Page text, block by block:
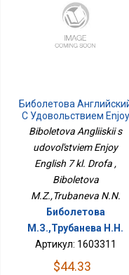
Биболетова
С Удовольствием Enjoy
English 7 Кл. Дрофа
Biboletova Angliiskii s
udovol'stviem Enjoy
English 7 kl. Drofa ,
Biboletova
M.Z.,Trubaneva N.N.
Биболетова
М.З.,Трубанева Н.Н.
Артикул: 1603311
$44.33